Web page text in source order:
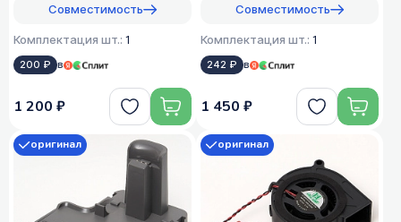
Совместимость
Комплектация шт.: 1
200 ₽ в
1 200 ₽
Совместимость
Комплектация шт.: 1
242 ₽ в
1 450 ₽
оригинал оригинал